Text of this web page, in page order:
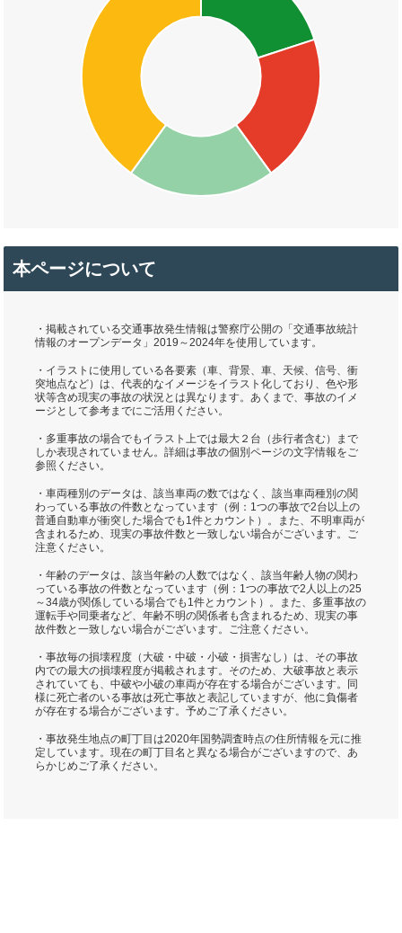
本ページについて
・掲載されている交通事故発生情報は警察庁公開の「交通事故統計
情報のオープンデータ」2019～2024年を使用しています。
・イラストに使用している各要素（車、背景、車、天候、信号、衝
突地点など）は、代表的なイメージをイラスト化しており、色や形
状等含め現実の事故の状況とは異なります。あくまで、事故のイメ
ージとして参考までにご活用ください。
・多重事故の場合でもイラスト上では最大２台（歩行者含む）まで
しか表現されていません。詳細は事故の個別ページの文字情報をご
参照ください。
・車両種別のデータは、該当車両の数ではなく、該当車両種別の関
わっている事故の件数となっています（例：1つの事故で2台以上の
普通自動車が衝突した場合でも1件とカウント）。また、不明車両が
含まれるため、現実の事故件数と一致しない場合がございます。ご
注意ください。
・年齢のデータは、該当年齢の人数ではなく、該当年齢人物の関わ
っている事故の件数となっています（例：1つの事故で2人以上の25
～34歳が関係している場合でも1件とカウント）。また、多重事故の
運転手や同乗者など、年齢不明の関係者も含まれるため、現実の事
故件数と一致しない場合がございます。ご注意ください。
・事故毎の損壊程度（大破・中破・小破・損害なし）は、その事故
内での最大の損壊程度が掲載されます。そのため、大破事故と表示
されていても、中破や小破の車両が存在する場合がございます。同
様に死亡者のいる事故は死亡事故と表記していますが、他に負傷者
が存在する場合がございます。予めご了承ください。
・事故発生地点の町丁目は2020年国勢調査時点の住所情報を元に推
定しています。現在の町丁目名と異なる場合がございますので、あ
らかじめご了承ください。